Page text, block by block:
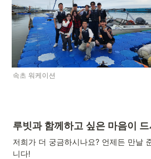
속초 워케이션
루빗과 함께하고 싶은 마음이
저희가 더 궁금하시나요? 언제든 만날
니다!